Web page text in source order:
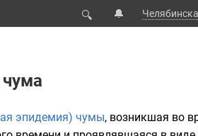
🔍 🔔
эпидемия) чумы, возникшая во